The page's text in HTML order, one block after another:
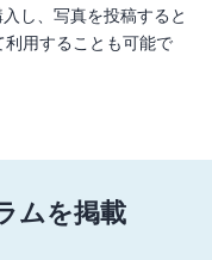
し、写真を投稿すると
用することも可能で
ムを掲載